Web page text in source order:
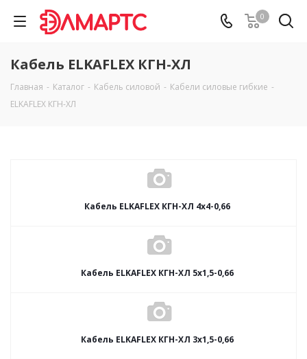
0
Кабель ELKAFLEX КГН-ХЛ
Главная - Каталог - Кабель силовой - Кабели силовые гибкие -
ELKAFLEX КГН-ХЛ
Кабель ELKAFLEX КГН-ХЛ 4x4-0,66
Кабель ELKAFLEX КГН-ХЛ 5x1,5-0,66
Кабель ELKAFLEX КГН-ХЛ 3x1,5-0,66